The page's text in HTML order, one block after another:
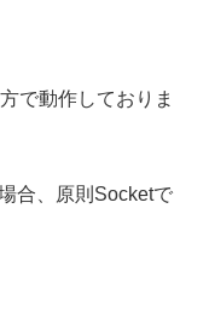
で動作しておりま
合、原則Socketで